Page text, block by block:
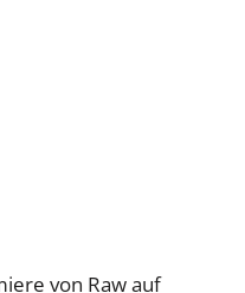
von Raw auf